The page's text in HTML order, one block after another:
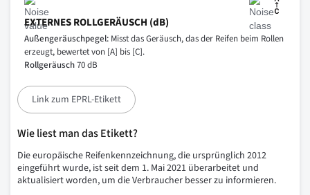
EXTERNES ROLLGERÄUSCH (dB)
Außengeräuschpegel: Misst das Geräusch, das der Reifen beim Rollen
erzeugt, bewertet von [A] bis [C].
Rollgeräusch70 dB
Link zum EPRL-Etikett
Wie liest man das Etikett?
Die europäische Reifenkennzeichnung, die ursprünglich 2012
eingeführt wurde, ist seit dem 1. Mai 2021 überarbeitet und
aktualisiert worden, um die Verbraucher besser zu informieren.